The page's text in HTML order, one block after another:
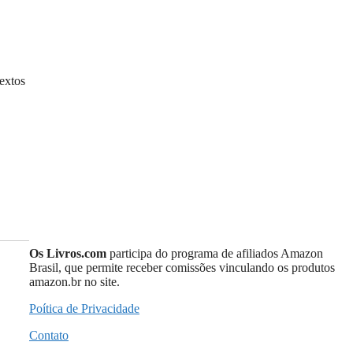
Os Livros.com participa do programa de afiliados Amazon
Brasil, que permite receber comissões vinculando os produtos
amazon.br no site.
Poítica de Privacidade
Contato